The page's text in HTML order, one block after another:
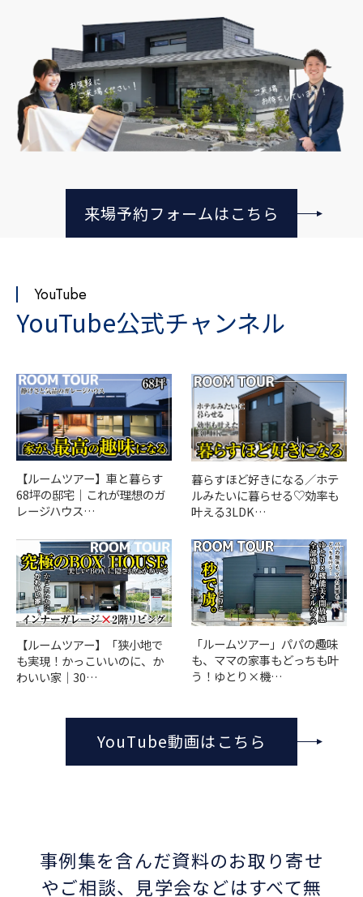
来場予約フォームはこちら
YouTube
YouTube公式チャンネル
【ルームツアー】車と暮らす
68坪の邸宅｜これが理想のガ
レージハウス…
暮らすほど好きになる／ホテ
ルみたいに暮らせる♡効率も
叶える3LDK…
【ルームツアー】「狭小地で
も実現！かっこいいのに、か
わいい家｜30…
「ルームツアー」パパの趣味
も、ママの家事もどっちも叶
う！ゆとり×機…
YouTube動画はこちら
事例集を含んだ資料のお取り寄せ
やご相談、
見学会などはすべて無